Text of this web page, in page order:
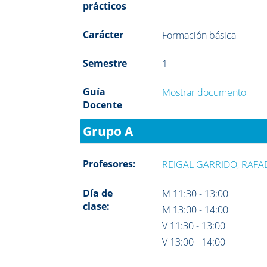
prácticos
Carácter Formación básica
Semestre 1
Guía
Docente
Mostrar documento
Grupo A
Profesores: REIGAL GARRIDO,
Día de
clase:
M 11:30 - 13:00
M 13:00 - 14:00
V 11:30 - 13:00
V 13:00 - 14:00